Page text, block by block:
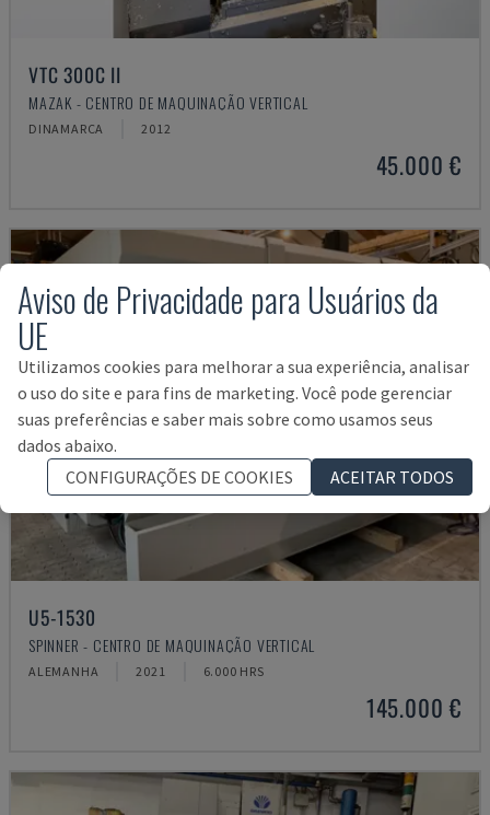
VTC 300C II
MAZAK - CENTRO DE MAQUINAÇÃO VERTICAL
DINAMARCA 2012
45.000 €
U5-1530
SPINNER - CENTRO DE MAQUINAÇÃO VERTICAL
ALEMANHA 2021 6.000 HRS
145.000 €
Aviso de Privacidade para Usuários da
UE
Utilizamos cookies para melhorar a sua experiência, analisar
o uso do site e para fins de marketing. Você pode gerenciar
suas preferências e saber mais sobre como usamos seus
dados abaixo.
CONFIGURAÇÕES DE COOKIES
ACEITAR TODOS